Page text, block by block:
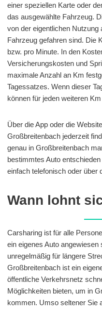
einer speziellen Karte oder
das ausgewählte Fahrzeug.
von der eigentlichen Nutzung
Fahrzeug gefahren sind. Die
bzw. pro Minute. In den
Versicherungskosten und
maximale Anzahl an Km
Tagessatzes. Wenn dieser
können für jeden weiteren
Über die App oder die
Großbreitenbach jederzeit
genau in Großbreitenbach
bestimmtes Auto
einfach telefonisch oder über
Wann lohnt
Carsharing ist für alle
ein eigenes Auto
unregelmäßig für längere
Großbreitenbach ist ein
öffentliche Verkehrsnetz
Möglichkeiten bieten, um in
kommen. Umso seltener Sie